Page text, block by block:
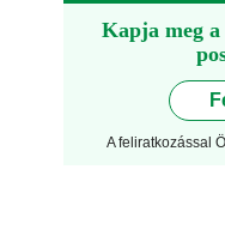
Kapja meg
A feliratkozással